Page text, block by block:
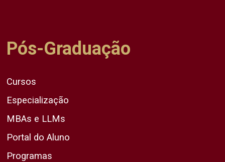
Pós-Graduação
Cursos
Especialização
MBAs e LLMs
Portal do Aluno
Programas